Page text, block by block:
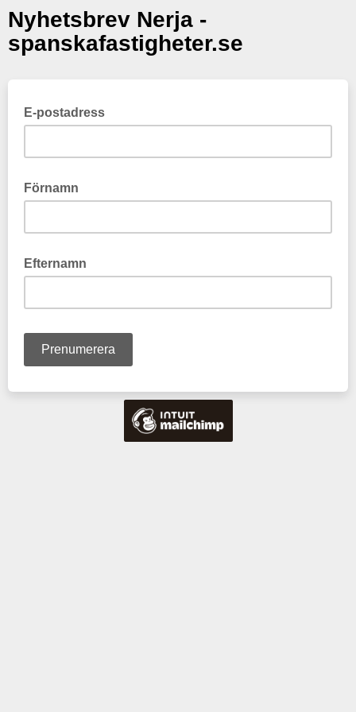
Nyhetsbrev Nerja -
spanskafastigheter.se
E-postadress
Förnamn
Efternamn